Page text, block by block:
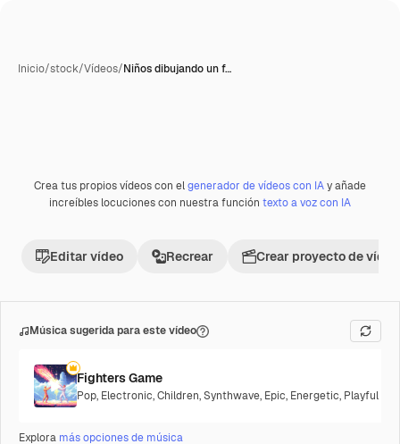
Inicio/stock/Vídeos/Niños dibujando un f…
Premium
Crea tus propios vídeos con elgenerador de vídeos con IAy añade
increíbles locuciones con nuestra función texto a voz con IA
Editar vídeo Recrear Crear proyecto de vídeo
Música sugerida para este vídeo
Fighters Game
Pop, Electronic,Children,Synthwave, Epic, Energetic, Playful
Explora más opciones de música